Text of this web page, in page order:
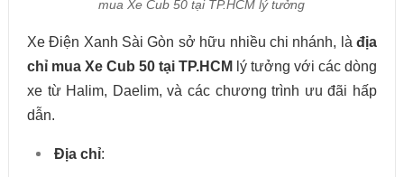
mua Xe Cub 50 tại TP.HCM lý tưởng
Xe Điện Xanh Sài Gòn sở hữu nhiều chi nhánh, làđịa
chỉ mua Xe Cub 50 tại TP.HCM lý tưởng với các dòng
xe từ Halim, Daelim, và các chương trình ưu đãi hấp
dẫn.
Địa chỉ: